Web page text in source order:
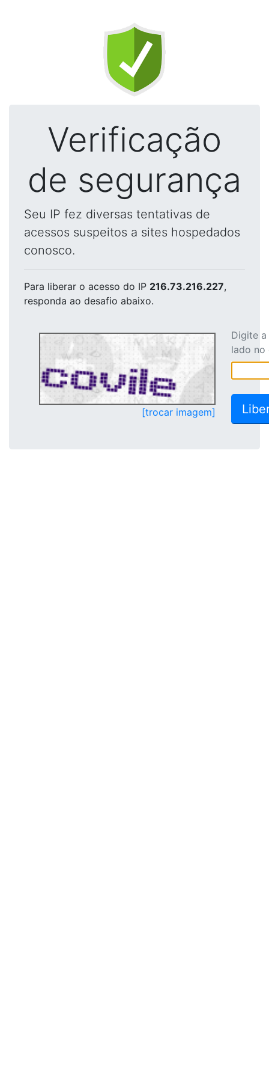
Verificação
de segurança
Seu IP fez diversas tentativas de
acessos suspeitos a sites hospedados
conosco.
Para liberar o acesso do IP 216.73.216.227,
responda ao desafio abaixo.
[trocar imagem]
Digite
lado no